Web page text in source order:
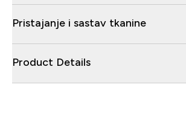
Pristajanje i sastav tkanine
Product Details